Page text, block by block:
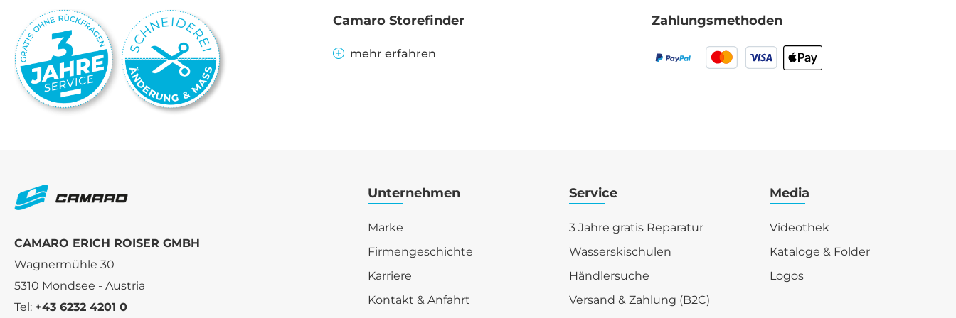
Camaro Storefinder
mehr erfahren
Zahlungsmethoden
CAMARO ERICH ROISER GMBH
Wagnermühle 30
5310 Mondsee - Austria
Tel: +43 6232 4201 0
Unternehmen
Marke
Firmengeschichte
Karriere
Kontakt & Anfahrt
Service
3 Jahre gratis Reparatur
Wasserskischulen
Händlersuche
Versand & Zahlung (B2C)
Media
Videothek
Kataloge & Folder
Logos